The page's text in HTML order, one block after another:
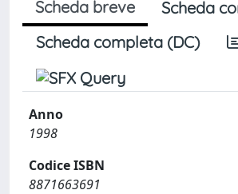
Scheda breve
Scheda
Scheda completa (DC)
Anno
1998
Codice ISBN
8871663691